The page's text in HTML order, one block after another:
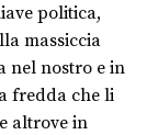
politica,
massiccia
nel nostro e in
fredda che li
altrove in